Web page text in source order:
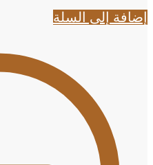
إضافة إلى السلة